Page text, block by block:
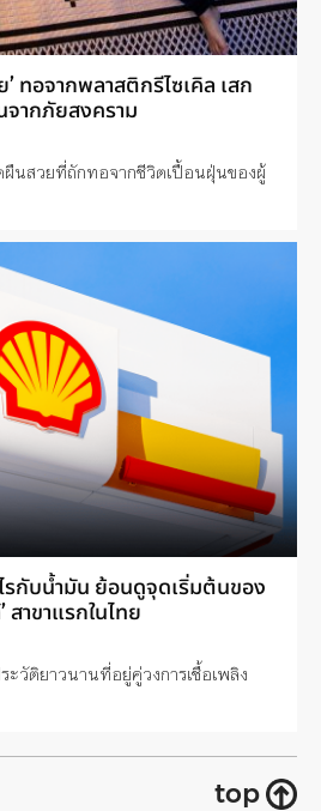
ทอจากพลาสติกรีไซเคิล เสก
ากภัยสงคราม
นสวยที่ถักทอจากชีวิตเปื้อนฝุ่นของผู้
รกับน้ำมัน ย้อนดูจุดเริ่มต้นของ
สาขาแรกในไทย
ะวัติยาวนานที่อยู่คู่วงการเชื้อเพลิง
top